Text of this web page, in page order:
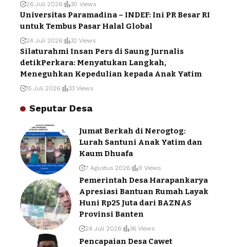
26 Juli 2026 30 Views
Universitas Paramadina – INDEF: Ini PR Besar RI
untuk Tembus Pasar Halal Global
24 Juli 2026 32 Views
Silaturahmi Insan Pers di Saung Jurnalis
detikPerkara: Menyatukan Langkah,
Meneguhkan Kepedulian kepada Anak Yatim
15 Juli 2026 33 Views
Seputar Desa
Jumat Berkah di Nerogtog:
Lurah Santuni Anak Yatim dan
Kaum Dhuafa
7 Agustus 2026 9 Views
Pemerintah Desa Harapankarya
Apresiasi Bantuan Rumah Layak
Huni Rp25 Juta dari BAZNAS
Provinsi Banten
24 Juli 2026 36 Views
Pencapaian Desa Cawet